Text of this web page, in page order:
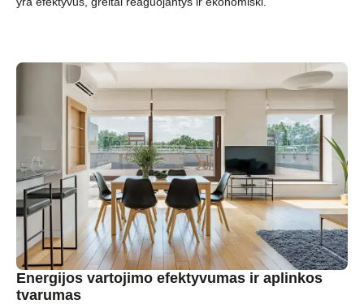
Energijos vartojimo efektyvumas ir aplinkos
tvarumas